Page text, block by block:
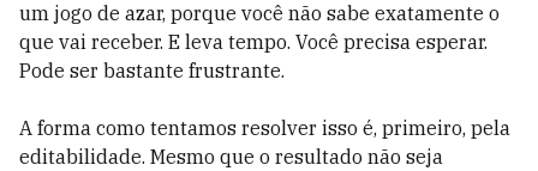
um jogo de azar, porque você não sabe exatamente o
que vai receber. E leva tempo. Você precisa esperar.
Pode ser bastante frustrante.
A forma como tentamos resolver isso é, primeiro, pela
editabilidade. Mesmo que o resultado não seja